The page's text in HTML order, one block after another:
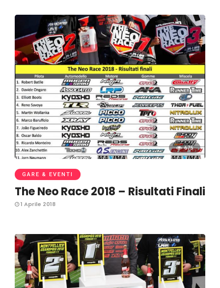
675
GARE & EVENTI
The Neo Race 2018 – Risultati Finali
1 Aprile 2018